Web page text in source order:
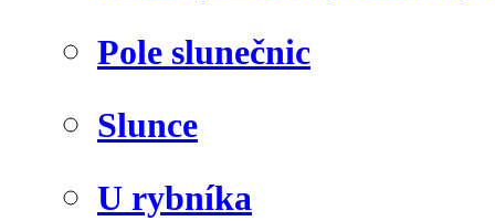
Pole slunečnic
Slunce
U rybníka